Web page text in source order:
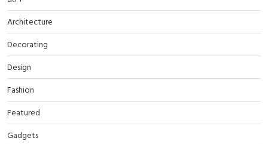
Architecture
Decorating
Design
Fashion
Featured
Gadgets